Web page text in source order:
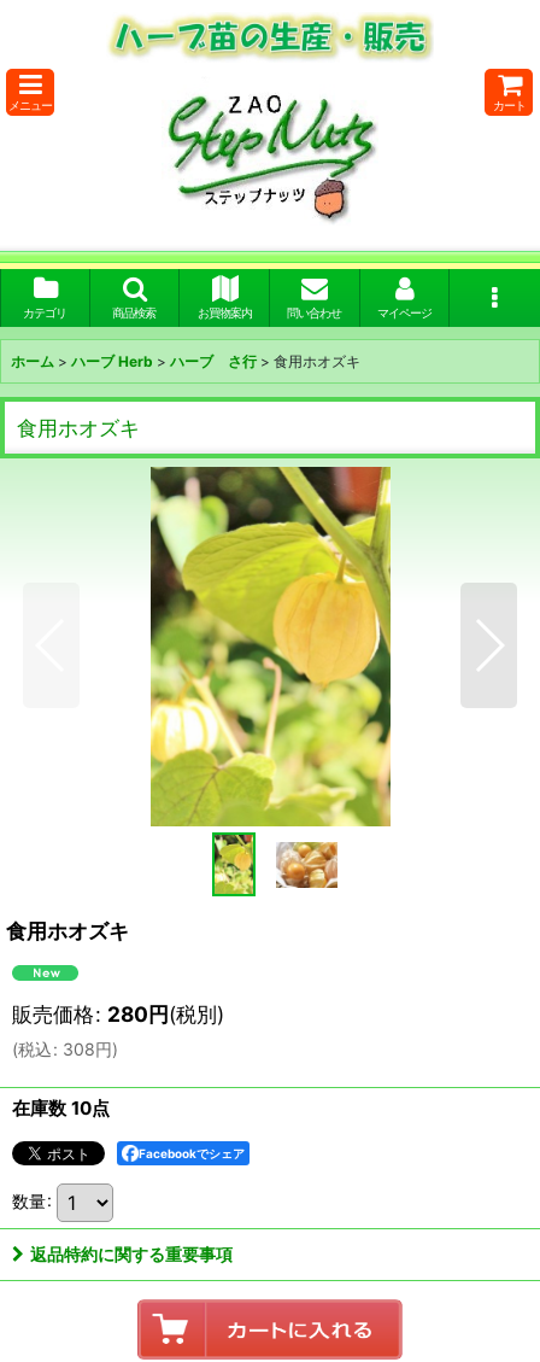
メニュー カート
カテゴリ 商品検索 お買物案内 問い合わせ マイページ
ホーム > ハーブ Herb > ハーブ さ行 > 食用ホオズキ
食用ホオズキ
食用ホオズキ
販売価格: 280円(税別)
(税込: 308円)
在庫数 10点
Facebookでシェア
数量:
返品特約に関する重要事項